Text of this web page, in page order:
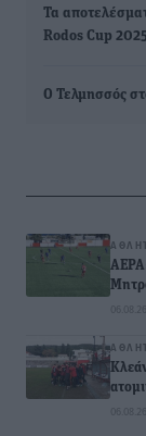
Τα
Rodos Cup
Ο Τελμησσός